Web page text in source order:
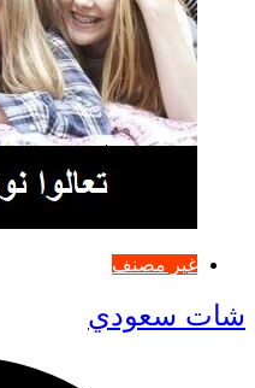
غير مصنف
شات سعودي